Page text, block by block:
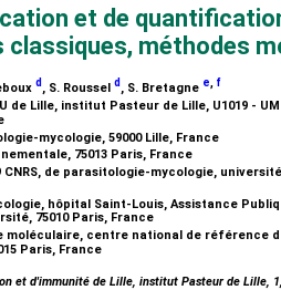
et de
classiques, méthodes
d , S. Roussel d , S. Bretagne e, f
de Lille, institut Pasteur de Lille, U1019 -
mycologie, 59000 Lille, France
75013 Paris, France
CNRS, de parasitologie-mycologie,
hôpital Saint-Louis, Assistance
75010 Paris, France
moléculaire, centre national de référence
Paris, France
et d'immunité de Lille, institut Pasteur de Lille,